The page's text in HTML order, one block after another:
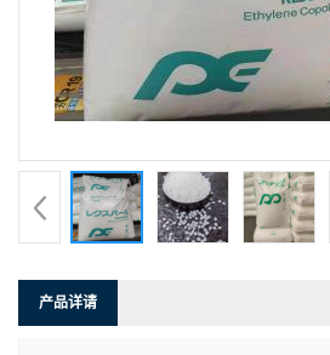
产品详请